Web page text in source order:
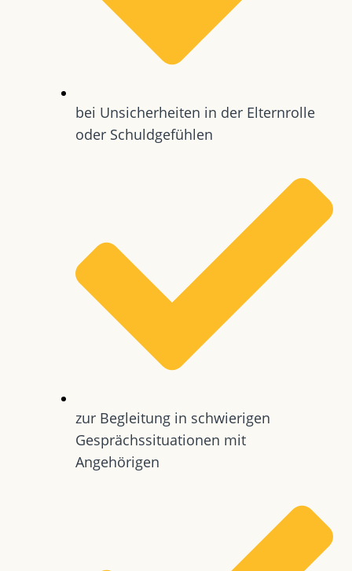
bei Unsicherheiten in der Elternrolle
oder Schuldgefühlen
zur Begleitung in schwierigen
Gesprächssituationen mit
Angehörigen